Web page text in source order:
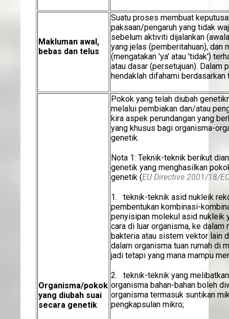
Makluman awal,
bebas dan telus
Suatu proses membuat
paksaan/pengaruh yang tidak
sebelum aktiviti dijalankan
yang jelas (pemberitahuan), dan
(mengatakan 'ya' atau 'tidak')
atau dasar (persetujuan). Dalam
hendaklah difahami
Organisma/pokok
yang diubah suai
secara genetik
Pokok yang telah diubah
melalui pembiakan dan/atau
kira aspek perundangan yang
yang khusus bagi organisma-
genetik.
Nota 1: Teknik-teknik berikut
genetik yang menghasilkan
genetik (EU Directive 2001/18/
1. teknik-teknik asid nukleik
pembentukan kombinasi-
penyisipan molekul asid nukleik
cara di luar organisma, ke dalam
bakteria atau sistem vektor lain
dalam organisma tuan rumah di
jadi tetapi yang mana mampu
2. teknik-teknik yang
organisma bahan-bahan boleh
organisma termasuk suntikan
pengkapsulan mikro;